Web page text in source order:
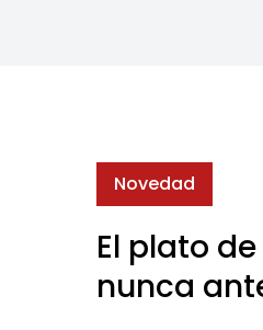
Novedad
El plato
nunca